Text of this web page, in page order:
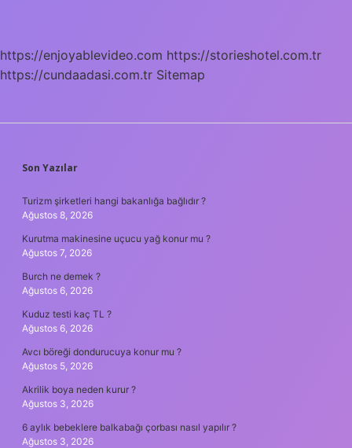
https://enjoyablevideo.com https://storieshotel.com.tr
https://cundaadasi.com.tr Sitemap
SIDEBAR
Son Yazılar
Turizm şirketleri hangi bakanlığa bağlıdır ?
Ağustos 8, 2026
Kurutma makinesine uçucu yağ konur mu ?
Ağustos 7, 2026
Burch ne demek ?
Ağustos 6, 2026
Kuduz testi kaç TL ?
Ağustos 6, 2026
Avcı böreği dondurucuya konur mu ?
Ağustos 5, 2026
Akrilik boya neden kurur ?
Ağustos 3, 2026
6 aylık bebeklere balkabağı çorbası nasıl yapılır ?
Ağustos 3, 2026